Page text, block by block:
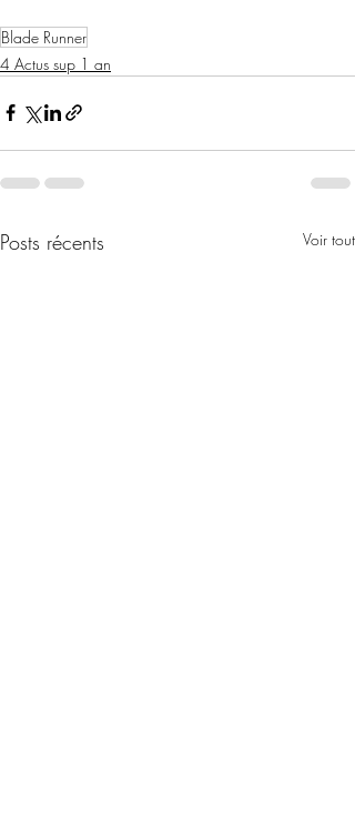
Blade Runner
4 Actus sup 1 an
Posts récents Voir tout